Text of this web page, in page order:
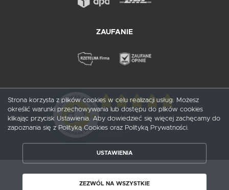
ZAUFANIE
5/ 5
Copyright by probox.pl
Strona korzysta z plików cookies w celu realizacji usług. Możesz
określić warunki przechowywania lub dostępu do plików cookies
klikając przycisk Ustawienia. Aby dowiedzieć się więcej zachęcamy do
zapoznania się z Polityką Cookies oraz Polityką Prywatności.
USTAWIENIA
ZEZWÓL NA WSZYSTKIE